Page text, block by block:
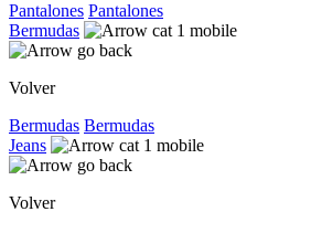
Pantalones Pantalones
Bermudas
Volver
Bermudas Bermudas
Jeans
Volver